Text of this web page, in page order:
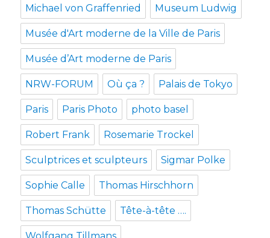
Michael von Graffenried Museum Ludwig
Musée d'Art moderne de la Ville de Paris
Musée d’Art moderne de Paris
NRW-FORUM Où ça ? Palais de Tokyo
Paris Paris Photo photo basel
Robert Frank Rosemarie Trockel
Sculptrices et sculpteurs Sigmar Polke
Sophie Calle Thomas Hirschhorn
Thomas Schütte Tête-à-tête ….